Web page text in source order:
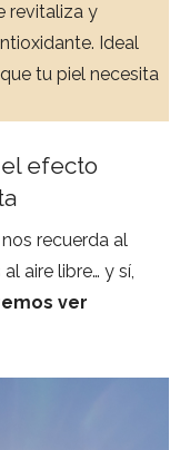
revitaliza y
Ideal
tu piel necesita
el efecto
recuerda al
aire libre… y sí,
ver